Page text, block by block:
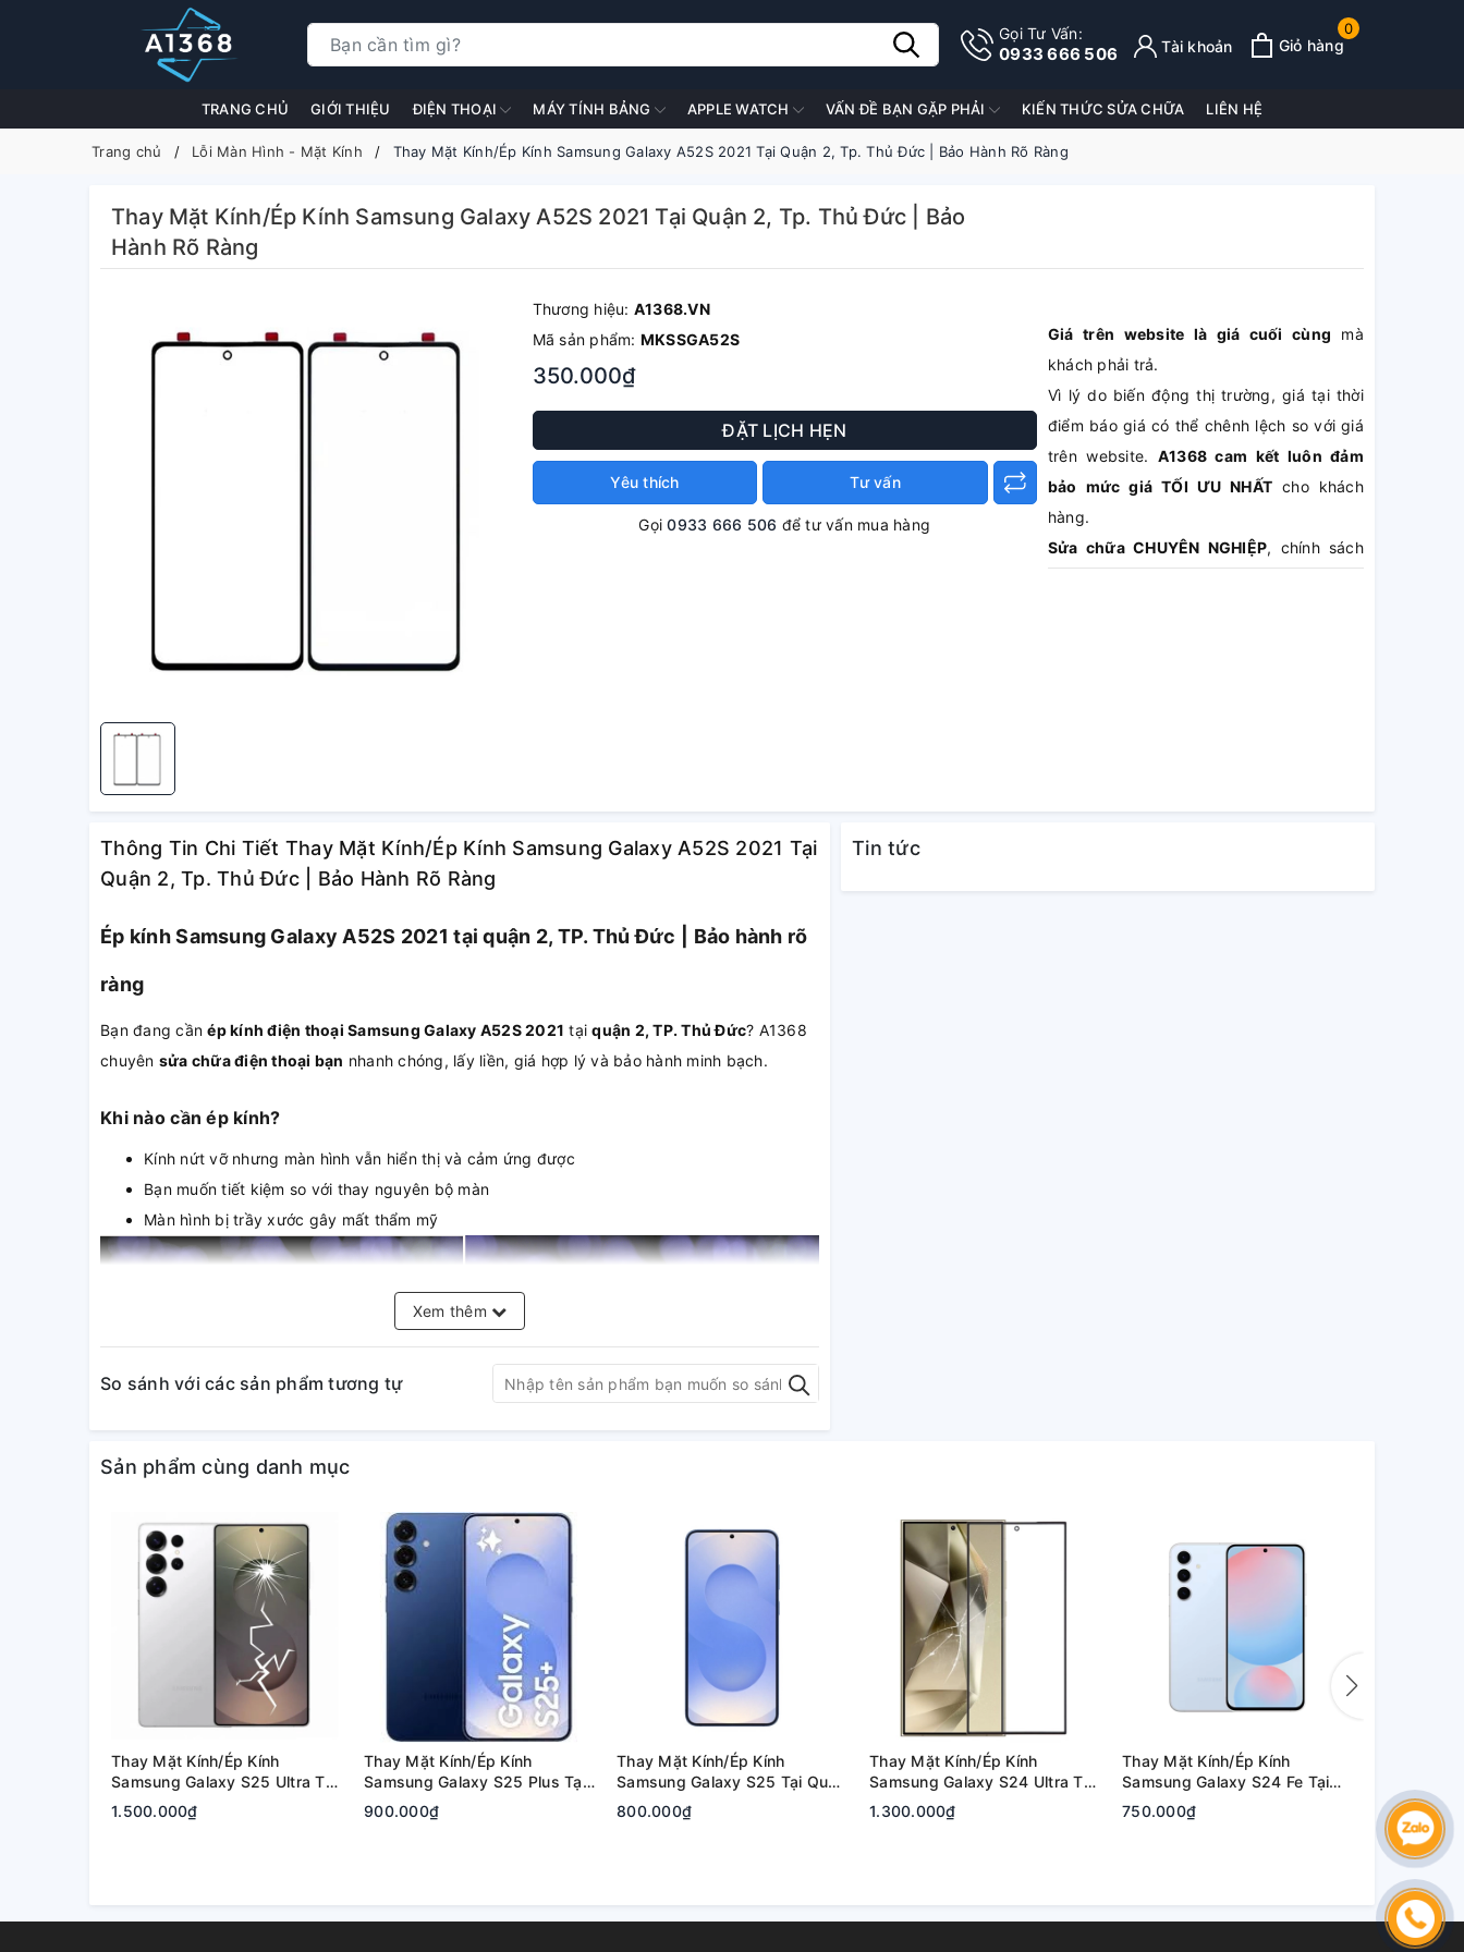
Gọi Tư Vấn:
0933 666 506 Tài khoản
0
Giỏ hàng
TRANG CHỦ GIỚI THIỆU ĐIỆN THOẠI MÁY TÍNH BẢNG APPLE WATCH VẤN ĐỀ BẠN GẶP PHẢI KIẾN THỨC SỬA CHỮA LIÊN HỆ
Trang chủ Lỗi Màn Hình - Mặt Kính Thay Mặt Kính/Ép Kính Samsung Galaxy A52S 2021 Tại Quận 2, Tp. Thủ Đức | Bảo Hành Rõ Ràng
Thay Mặt Kính/Ép Kính Samsung Galaxy A52S 2021 Tại Quận 2, Tp. Thủ Đức | Bảo
Hành Rõ Ràng
Thương hiệu: A1368.VN
Mã sản phẩm: MKSSGA52S
350.000₫
ĐẶT LỊCH HẸN
Yêu thích Tư vấn
Gọi0933 666 506 để tư vấn mua hàng
Giá trên website là giá cuối cùng mà
khách phải trả.
Vì lý do biến động thị trường, giá tại thời
điểm báo giá có thể chênh lệch so với giá
trên website. A1368 cam kết luôn đảm
bảo mức giá TỐI ƯU NHẤT cho khách
hàng.
Sửa chữa CHUYÊN NGHIỆP, chính sách
Thông Tin Chi Tiết Thay Mặt Kính/Ép Kính Samsung Galaxy A52S 2021 Tại
Quận 2, Tp. Thủ Đức | Bảo Hành Rõ Ràng
Ép kính Samsung Galaxy A52S 2021 tại quận 2, TP. Thủ Đức | Bảo hành rõ
ràng
Bạn đang cầnép kính điện thoại Samsung Galaxy A52S 2021 tạiquận 2, TP. Thủ Đức? A1368
chuyên sửa chữa điện thoại bạn nhanh chóng, lấy liền, giá hợp lý và bảo hành minh bạch.
Khi nào cần ép kính?
Kính nứt vỡ nhưng màn hình vẫn hiển thị và cảm ứng được
Bạn muốn tiết kiệm so với thay nguyên bộ màn
Màn hình bị trầy xước gây mất thẩm mỹ
Xem thêm
So sánh với các sản phẩm tương tự
Tin tức
Sản phẩm cùng danh mục
Thay Mặt Kính/Ép Kính
Samsung Galaxy S25 Ultra Tại
Quận 2, Tp. Thủ Đức | Bảo
Hành Rõ Ràng
1.500.000₫
Thay Mặt Kính/Ép Kính
Samsung Galaxy S25 Plus Tại
Quận 2, Tp. Thủ Đức | Bảo
Hành Rõ Ràng
900.000₫
Thay Mặt Kính/Ép Kính
Samsung Galaxy S25 Tại Quận
2, Tp. Thủ Đức | Bảo Hành Rõ
Ràng
800.000₫
Thay Mặt Kính/Ép Kính
Samsung Galaxy S24 Ultra Tại
Quận 2, Tp. Thủ Đức | Bảo
Hành Rõ Ràng
1.300.000₫
Thay Mặt Kính/Ép Kính
Samsung Galaxy S24 Fe Tại
Quận 2, Tp. Thủ Đức | Bảo
Hành Rõ Ràng
750.000₫
Quận 2,
Hành Rõ
800.000₫